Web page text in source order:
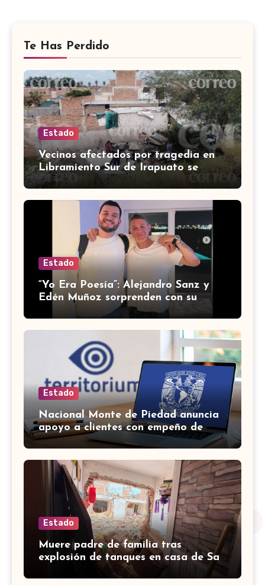
Te Has Perdido
Estado
Vecinos afectados por tragedia en
Libramiento Sur de Irapuato se
preguntan ‘¿quién pagará los
daños?’
Estado
“Yo Era Poesía”: Alejandro Sanz y
Edén Muñoz sorprenden con su
nueva colaboración
Estado
Nacional Monte de Piedad anuncia
apoyo a clientes con empeño de
autos durante la huelga
Estado
Muere padre de familia tras
explosión de tanques en casa de San
José de Iturbide